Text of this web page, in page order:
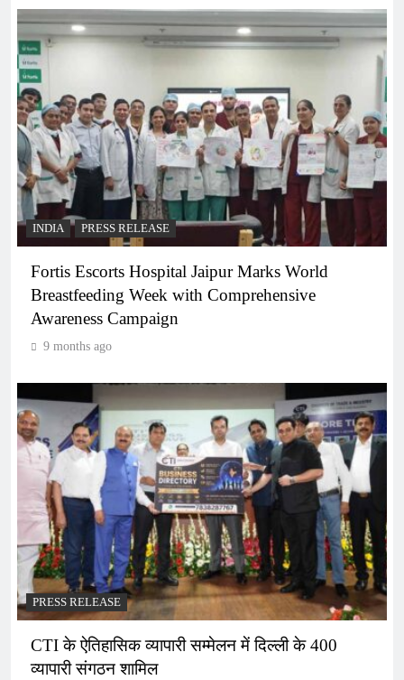
INDIA PRESS RELEASE
Fortis Escorts Hospital Jaipur Marks World
Breastfeeding Week with Comprehensive
Awareness Campaign
9 months ago
PRESS RELEASE
CTI के ऐतिहासिक व्यापारी सम्मेलन में दिल्ली के 400
व्यापारी संगठन शामिल